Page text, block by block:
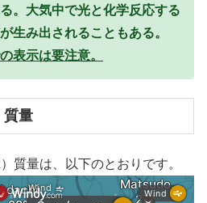
。大気中で光と化学反応する
生み出されることもある。
表示は要注意。
質量
質量は、以下のとおりです。